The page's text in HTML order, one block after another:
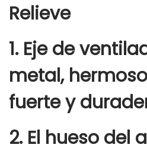
Relieve
1. Eje de
metal,
fuerte y
2. El hueso del